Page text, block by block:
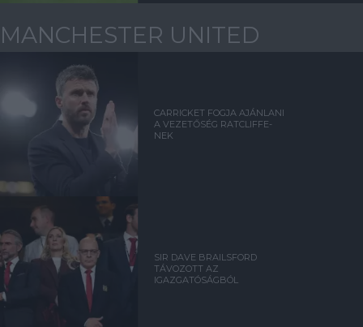
MANCHESTER UNITED
CARRICKET FOGJA AJÁNLANI
A VEZETŐSÉG RATCLIFFE-
NEK
SIR DAVE BRAILSFORD
TÁVOZOTT AZ
IGAZGATÓSÁGBÓL